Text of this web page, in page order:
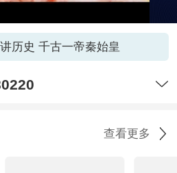
历史 千古一帝秦始皇
查看更多